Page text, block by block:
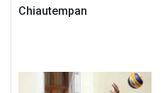
Chiautempan